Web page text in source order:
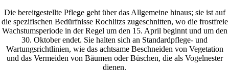
Die bereitgestellte Pflege geht über das Allgemeine hinaus; sie ist auf
die spezifischen Bedürfnisse Rochlitzs zugeschnitten, wo die frostfreie
Wachstumsperiode in der Regel um den 15. April beginnt und um den
30. Oktober endet. Sie halten sich an Standardpflege- und
Wartungsrichtlinien, wie das achtsame Beschneiden von Vegetation
und das Vermeiden von Bäumen oder Büschen, die als Vogelnester
dienen.